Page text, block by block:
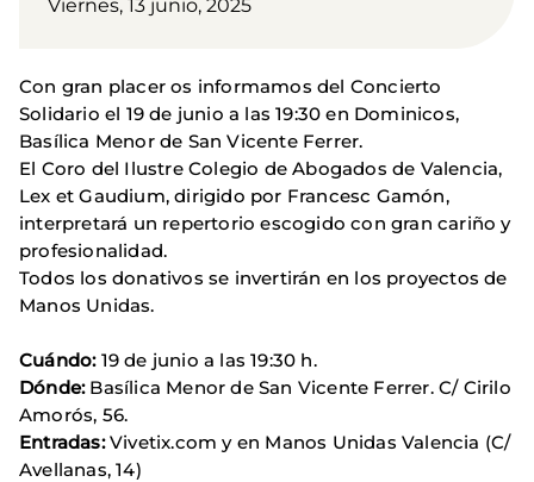
Viernes, 13 junio, 2025
Con gran placer os informamos del Concierto
Solidario el 19 de junio a las 19:30 en Dominicos,
Basílica Menor de San Vicente Ferrer.
El Coro del Ilustre Colegio de Abogados de Valencia,
Lex et Gaudium, dirigido por Francesc Gamón,
interpretará un repertorio escogido con gran cariño y
profesionalidad.
Todos los donativos se invertirán en los proyectos de
Manos Unidas.
Cuándo:19 de junio a las 19:30 h.
Dónde:Basílica Menor de San Vicente Ferrer. C/ Cirilo
Amorós, 56.
Entradas:Vivetix.com y en Manos Unidas Valencia (C/
Avellanas, 14)